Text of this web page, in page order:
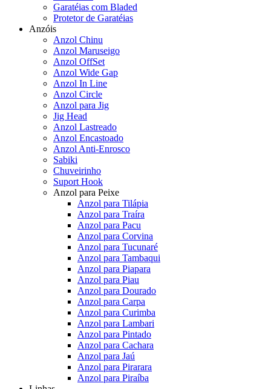
Garatéias com Bladed
Protetor de Garatéias
Anzóis
Anzol Chinu
Anzol Maruseigo
Anzol OffSet
Anzol Wide Gap
Anzol In Line
Anzol Circle
Anzol para Jig
Jig Head
Anzol Lastreado
Anzol Encastoado
Anzol Anti-Enrosco
Sabiki
Chuveirinho
Suport Hook
Anzol para Peixe
Anzol para Tilápia
Anzol para Traíra
Anzol para Pacu
Anzol para Corvina
Anzol para Tucunaré
Anzol para Tambaqui
Anzol para Piapara
Anzol para Piau
Anzol para Dourado
Anzol para Carpa
Anzol para Curimba
Anzol para Lambari
Anzol para Pintado
Anzol para Cachara
Anzol para Jaú
Anzol para Pirarara
Anzol para Piraíba